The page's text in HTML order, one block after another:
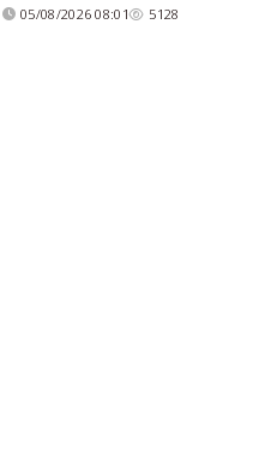
05/08/2026 08:01 5128